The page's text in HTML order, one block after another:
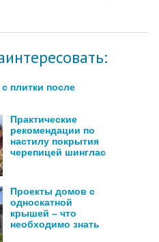
плитки после
Практические
рекомендации по
настилу покрытия
черепицей шинглас
Проекты домов с
односкатной
крышей – что
необходимо знать